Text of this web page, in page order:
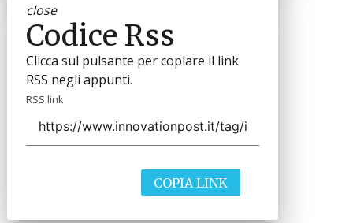
close
Codice Rss
Clicca sul pulsante per copiare il link
RSS negli appunti.
RSS link
COPIA LINK